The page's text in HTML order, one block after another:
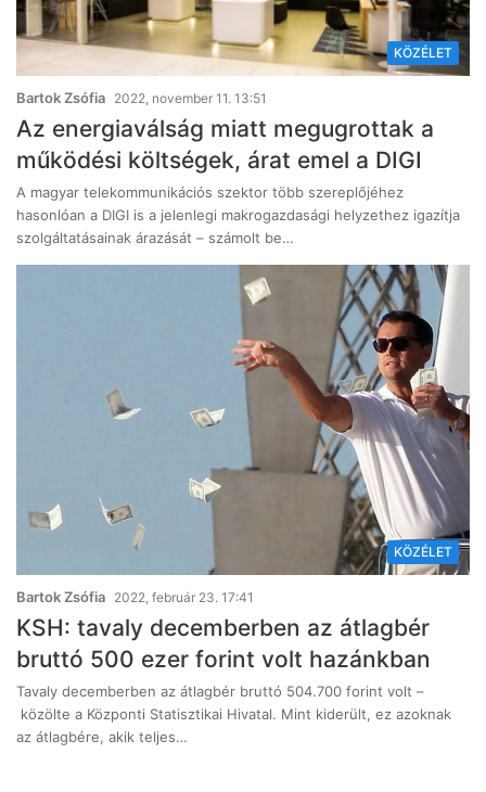
KÖZÉLET
Bartok Zsófia 2022, november 11. 13:51
Az energiaválság miatt megugrottak a
működési költségek, árat emel a DIGI
A magyar telekommunikációs szektor több szereplőjéhez
hasonlóan a DIGI is a jelenlegi makrogazdasági helyzethez igazítja
szolgáltatásainak árazását – számolt be…
KÖZÉLET
Bartok Zsófia 2022, február 23. 17:41
KSH: tavaly decemberben az átlagbér
bruttó 500 ezer forint volt hazánkban
Tavaly decemberben az átlagbér bruttó 504.700 forint volt –
közölte a Központi Statisztikai Hivatal. Mint kiderült, ez azoknak
az átlagbére, akik teljes…